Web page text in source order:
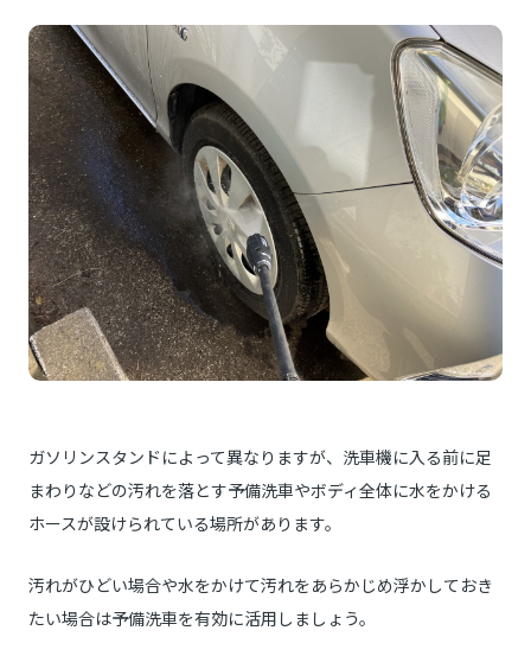
ガソリンスタンドによって異なりますが、洗車機に入る前に足
まわりなどの汚れを落とす予備洗車やボディ全体に水をかける
ホースが設けられている場所があります。
汚れがひどい場合や水をかけて汚れをあらかじめ浮かしておき
たい場合は予備洗車を有効に活用しましょう。